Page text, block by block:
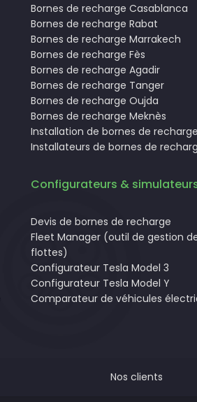
Bornes de recharge Casablanca
Bornes de recharge Rabat
Bornes de recharge Marrakech
Bornes de recharge Fès
Bornes de recharge Agadir
Bornes de recharge Tanger
Bornes de recharge Oujda
Bornes de recharge Meknès
Installation de bornes de recharge
Installateurs de bornes de
Configurateurs &
Devis de bornes de recharge
Fleet Manager (outil de gestion
flottes)
Configurateur Tesla Model 3
Configurateur Tesla Model Y
Comparateur de véhicules
Nos clients